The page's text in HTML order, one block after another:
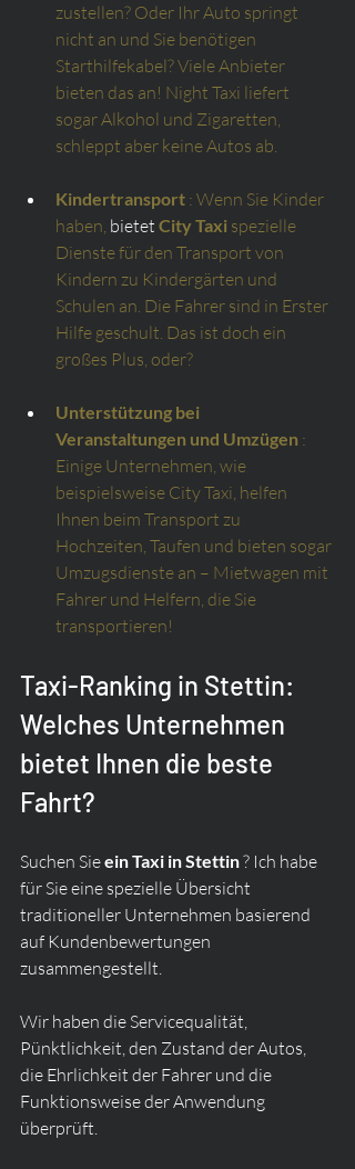
zustellen? Oder Ihr Auto springt
nicht an und Sie benötigen
Starthilfekabel? Viele Anbieter
bieten das an! Night Taxi liefert
sogar Alkohol und Zigaretten,
schleppt aber keine Autos ab.
Kindertransport : Wenn Sie Kinder
haben, bietet City Taxi spezielle
Dienste für den Transport von
Kindern zu Kindergärten und
Schulen an. Die Fahrer sind in Erster
Hilfe geschult. Das ist doch ein
großes Plus, oder?
Unterstützung bei
Veranstaltungen und Umzügen :
Einige Unternehmen, wie
beispielsweise City Taxi, helfen
Ihnen beim Transport zu
Hochzeiten, Taufen und bieten sogar
Umzugsdienste an – Mietwagen mit
Fahrer und Helfern, die Sie
transportieren!
Taxi-Ranking in Stettin:
Welches Unternehmen
bietet Ihnen die beste
Fahrt?
Suchen Sie ein Taxi in Stettin ? Ich habe
für Sie eine spezielle Übersicht
traditioneller Unternehmen basierend
auf Kundenbewertungen
zusammengestellt.
Wir haben die Servicequalität,
Pünktlichkeit, den Zustand der Autos,
die Ehrlichkeit der Fahrer und die
Funktionsweise der Anwendung
überprüft.